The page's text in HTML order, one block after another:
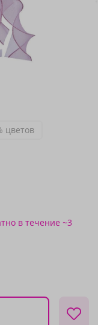
цветов
в течение ~3